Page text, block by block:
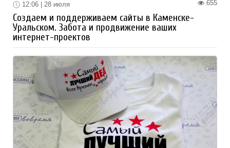
655
12:06 | 28 июля
Создаем и поддерживаем сайты в Каменске-
Уральском. Забота и продвижение ваших
интернет-проектов